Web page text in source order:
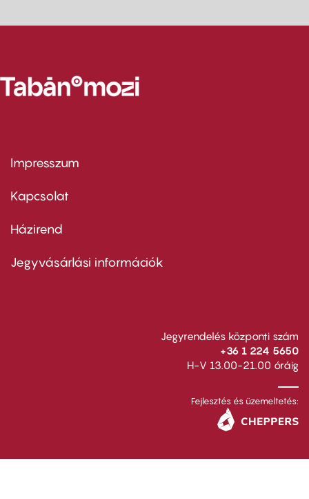
Footer
first
Impresszum
Kapcsolat
Footer
second
Házirend
Jegyvásárlási információk
Jegyrendelés központi szám
+36 1 224 5650
H-V 13.00-21.00 óráig
Fejlesztés és üzemeltetés: